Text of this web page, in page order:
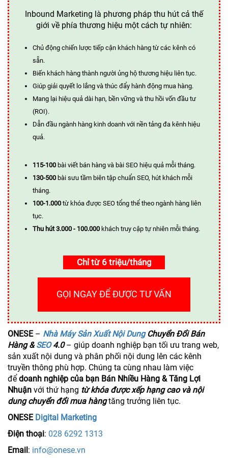
Inbound Marketing là phương pháp thu hút cả thế
giới về phía thương hiệu một cách tự nhiên:
Chủ động chiến lược tiếp cận khách hàng từ các kênh có
sẵn.
Biến khách hàng thành người ủng hộ thương hiệu liên tục.
Giúp giải quyết lo lắng và thúc đẩy hành động mua hàng.
Mang lại hiệu quả dài hạn, bền vững và thu hồi vốn đầu tư
(ROI).
Dẫn đầu ngành hàng kinh doanh với nền tảng đa kênh hiệu
quả.
115-100 bài viết bán hàng và bài SEO hiệu quả mỗi tháng.
130-500 bài sưu tầm biên tập chuẩn SEO, hút khách mỗi
tháng.
100-1.000 từ khóa được SEO tổng thể theo ngành hàng liên
tục.
Thu hút 3.000 - 100.000 khách truy cập tự nhiên mỗi tháng.
Chỉ từ 6 triệu/tháng
GỌI NGAY ĐỂ ĐƯỢC TƯ VẤN
ONESE– Nhà Máy Sản Xuất Nội DungChuyển Đổi Bán
Hàng &SEO4.0– giúp doanh nghiệp bạn tối ưu trang web,
sản xuất nội dung và phân phối nội dung lên các kênh
truyền thông phù hợp. Chúng ta cùng nhau làm việc
để doanh nghiệp của bạn Bán Nhiều Hàng & Tăng Lợi
Nhuận với thứ hạng từ khóa được xếp hạng cao và nội
dung chuyển đổi mua hàngtăng trưởng liên tục.
ONESE Digital Marketing
Điện thoại: 028 6292 1313
Email: info@onese.vn